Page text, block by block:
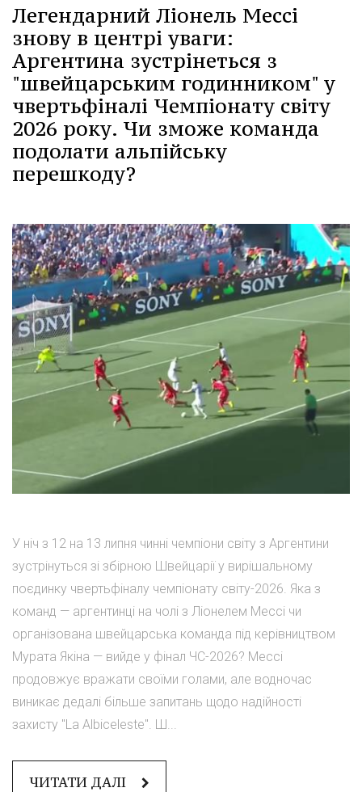
Легендарний Ліонель Мессі
знову в центрі уваги:
Аргентина зустрінеться з
"швейцарським годинником" у
чвертьфіналі Чемпіонату світу
2026 року. Чи зможе команда
подолати альпійську
перешкоду?
У ніч з 12 на 13 липня чинні чемпіони світу з Аргентини
зустрінуться зі збірною Швейцарії у вирішальному
поєдинку чвертьфіналу чемпіонату світу-2026. Яка з
команд — аргентинці на чолі з Ліонелем Мессі чи
організована швейцарська команда під керівництвом
Мурата Якіна — вийде у фінал ЧС-2026? Мессі
продовжує вражати своїми голами, але водночас
виникає дедалі більше запитань щодо надійності
захисту "La Albiceleste". Ш...
ЧИТАТИ ДАЛІ